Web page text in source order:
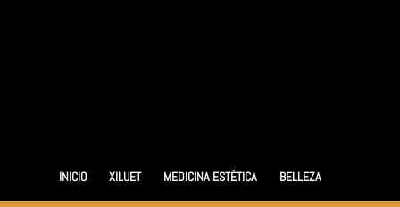
INICIO XILUET MEDICINA ESTÉTICA BELLEZA